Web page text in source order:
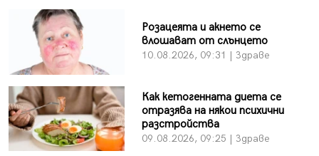
Розацеята и акнето се
влошават от слънцето
10.08.2026, 09:31 | Здраве
Как кетогенната диета се
отразява на някои психични
разстройства
09.08.2026, 09:25 | Здраве